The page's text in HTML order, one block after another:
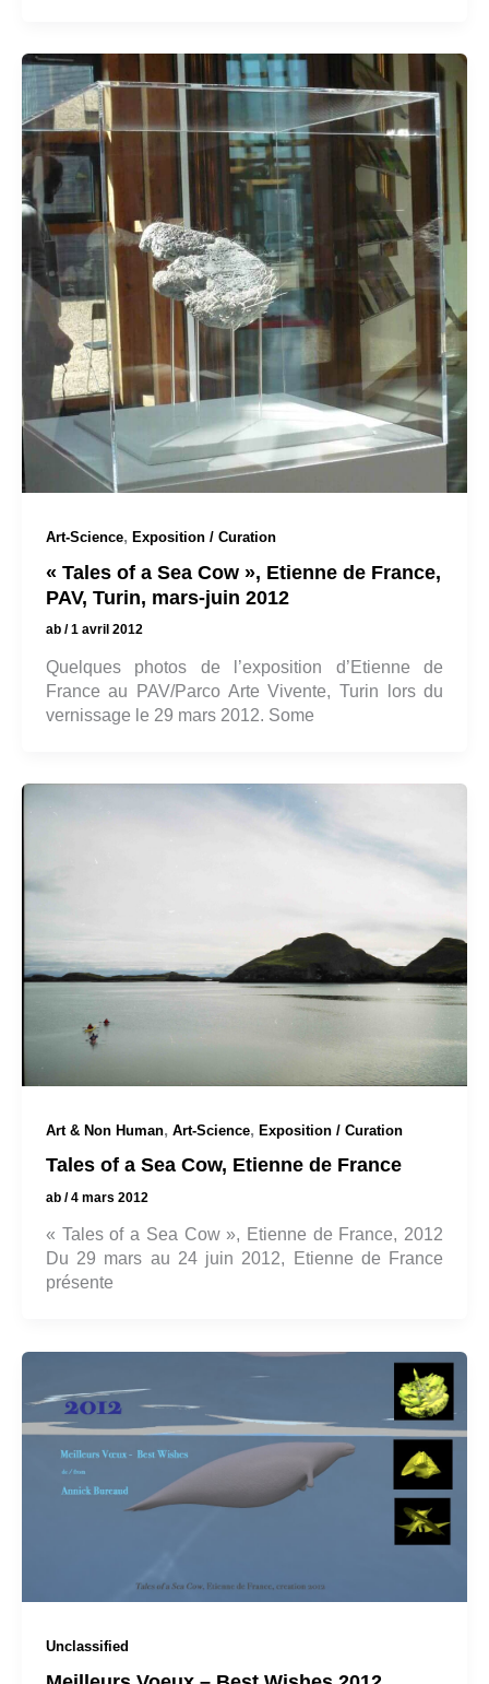
Art-Science, Exposition / Curation
« Tales of a Sea Cow », Etienne de France,
PAV, Turin, mars-juin 2012
ab /1 avril 2012
Quelques photos de l’exposition d’Etienne de
France au PAV/Parco Arte Vivente, Turin lors du
vernissage le 29 mars 2012. Some
Art & Non Human, Art-Science, Exposition / Curation
Tales of a Sea Cow, Etienne de France
ab /4 mars 2012
« Tales of a Sea Cow », Etienne de France, 2012
Du 29 mars au 24 juin 2012, Etienne de France
présente
Unclassified